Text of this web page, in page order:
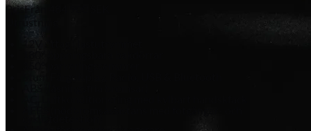
PrisFrån
180° öppningsbara bakdörrar
5tum Färgdisplay, Radio, USB & Bluetooth